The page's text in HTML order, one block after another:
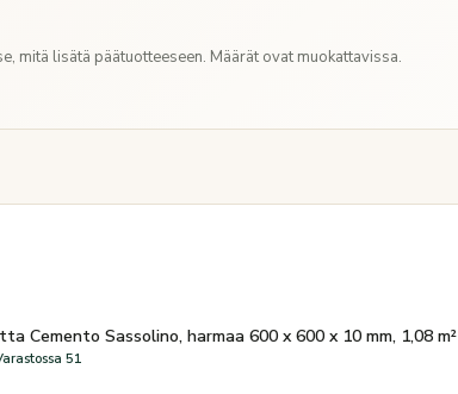
mitä lisätä päätuotteeseen. Määrät ovat muokattavissa.
Cemento Sassolino, harmaa 600 x 600 x 10 mm, 1,08 m²
51